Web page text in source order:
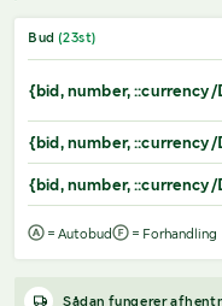
Bud (23st)
{bid, number,
{bid, number,
{bid, number,
= Autobud = Forhandling
Sådan fungerer